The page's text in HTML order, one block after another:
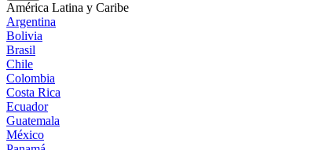
América Latina y Caribe
Argentina
Bolivia
Brasil
Chile
Colombia
Costa Rica
Ecuador
Guatemala
México